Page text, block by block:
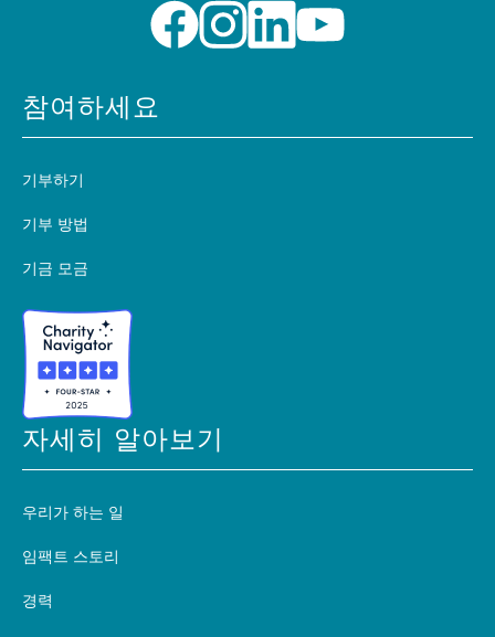
참여하세요
기부하기
기부 방법
기금 모금
자세히 알아보기
우리가 하는 일
임팩트 스토리
경력